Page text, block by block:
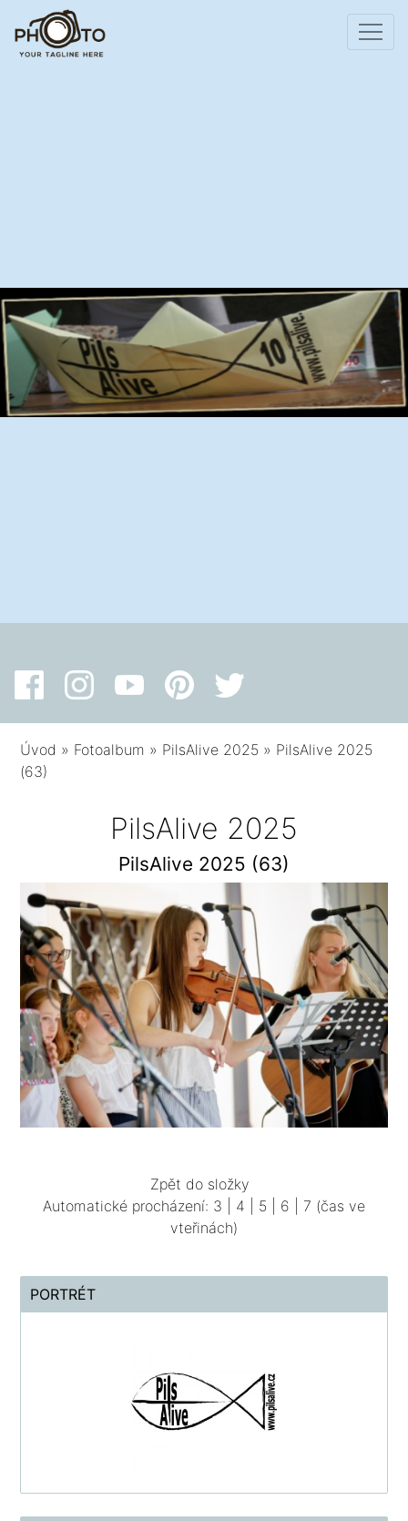
Úvod » Fotoalbum » PilsAlive 2025 » PilsAlive 2025
(63)
PilsAlive 2025
PilsAlive 2025 (63)
Zpět do složky
Automatické procházení: 3 4 5 6 7 (čas ve
vteřinách)
PORTRÉT